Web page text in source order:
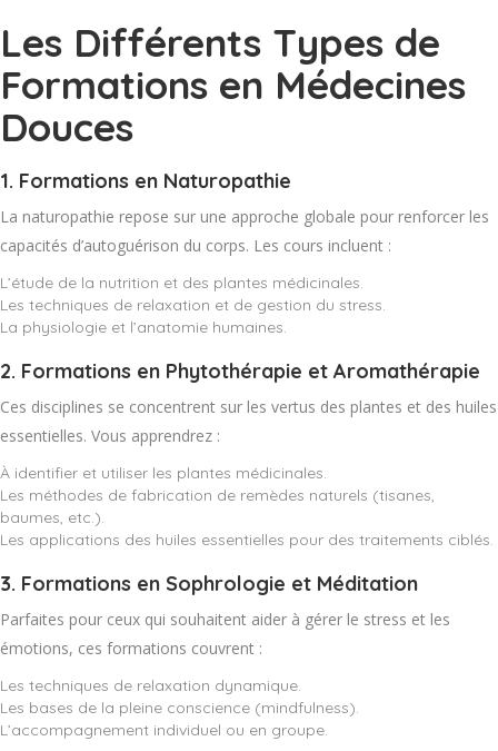
Les Différents Types de
Formations en Médecines
Douces
1. Formations en Naturopathie
La naturopathie repose sur une approche globale pour renforcer les
capacités d’autoguérison du corps. Les cours incluent :
L’étude de la nutrition et des plantes médicinales.
Les techniques de relaxation et de gestion du stress.
La physiologie et l’anatomie humaines.
2. Formations en Phytothérapie et Aromathérapie
Ces disciplines se concentrent sur les vertus des plantes et des huiles
essentielles. Vous apprendrez :
À identifier et utiliser les plantes médicinales.
Les méthodes de fabrication de remèdes naturels (tisanes,
baumes, etc.).
Les applications des huiles essentielles pour des traitements ciblés.
3. Formations en Sophrologie et Méditation
Parfaites pour ceux qui souhaitent aider à gérer le stress et les
émotions, ces formations couvrent :
Les techniques de relaxation dynamique.
Les bases de la pleine conscience (mindfulness).
L’accompagnement individuel ou en groupe.